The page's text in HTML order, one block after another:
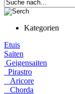
Kategorien
Etuis
Saiten
Geigensaiten
Pirastro
Aricore
Chorda